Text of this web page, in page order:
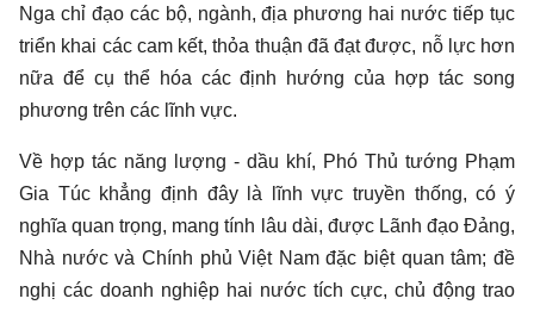
Nga chỉ đạo các bộ, ngành, địa phương hai nước tiếp tục
triển khai các cam kết, thỏa thuận đã đạt được, nỗ lực hơn
nữa để cụ thể hóa các định hướng của hợp tác song
phương trên các lĩnh vực.
Về hợp tác năng lượng - dầu khí, Phó Thủ tướng Phạm
Gia Túc khẳng định đây là lĩnh vực truyền thống, có ý
nghĩa quan trọng, mang tính lâu dài, được Lãnh đạo Đảng,
Nhà nước và Chính phủ Việt Nam đặc biệt quan tâm; đề
nghị các doanh nghiệp hai nước tích cực, chủ động trao